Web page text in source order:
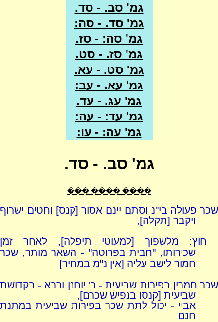
גמ' סב. - סד.
גמ' סד. - סה:
גמ' סה: - סז.
גמ' סז. - סט.
גמ' סט. - עא.
גמ' עא. - עב:
גמ' עג. - עד.
גמ' עד: - עה:
גמ' עה: - עו:
גמ' סב. - סד.
���� ���� ���
שכר פעולה בי"נ וסתם יינם אסור [קנס] וחטים ישרוף
ויקבר [תקלה],
חוץ: מלשפוך [למעוטי תיפלה], לאחר זמן
שכירותו, "חבית בפרוטה" - השאר מותר, שכר
חמור לישב עליה [אין נ"מ במחיר]
שכר חמרין בפירות שביעית - ר' יוחנן ורבא - בקדושת
שביעית [קנסו בנפיש שכרם],
אביי - יכול לתת שכר בפירות שביעית במתנת
חנם